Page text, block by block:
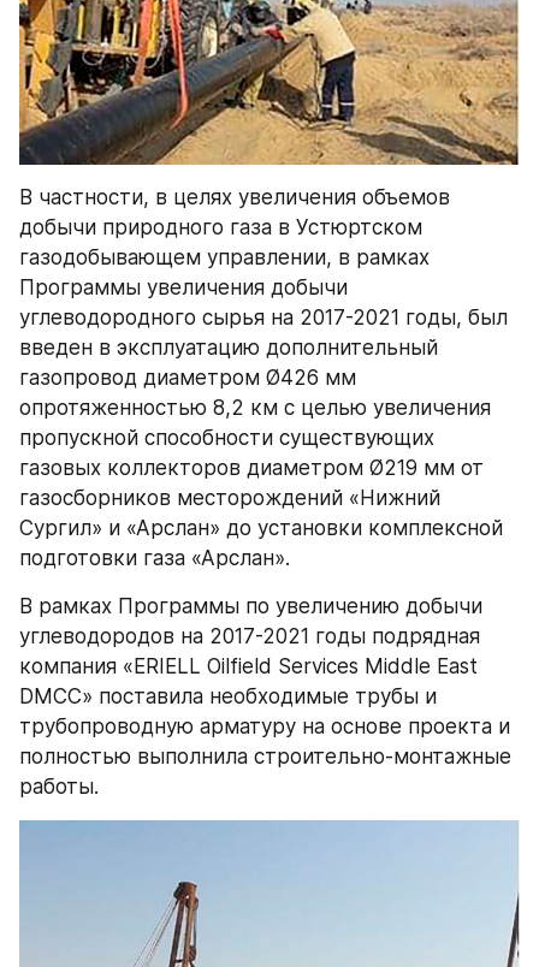
В частности, в целях увеличения объемов
добычи природного газа в Устюртском
газодобывающем управлении, в рамках
Программы увеличения добычи
углеводородного сырья на 2017-2021 годы, был
введен в эксплуатацию дополнительный
газопровод диаметром Ø426 мм
опротяженностью 8,2 км с целью увеличения
пропускной способности существующих
газовых коллекторов диаметром Ø219 мм от
газосборников месторождений «Нижний
Сургил» и «Арслан» до установки комплексной
подготовки газа «Арслан».
В рамках Программы по увеличению добычи
углеводородов на 2017-2021 годы подрядная
компания «ERIELL Oilfield Services Middle East
DMCC» поставила необходимые трубы и
трубопроводную арматуру на основе проекта и
полностью выполнила строительно-монтажные
работы.